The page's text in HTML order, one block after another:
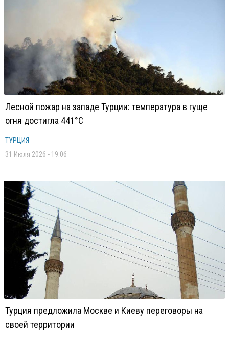
Лесной пожар на западе Турции: температура в гуще
огня достигла 441°C
ТУРЦИЯ
31 Июля 2026 - 19:06
Турция предложила Москве и Киеву переговоры на
своей территории